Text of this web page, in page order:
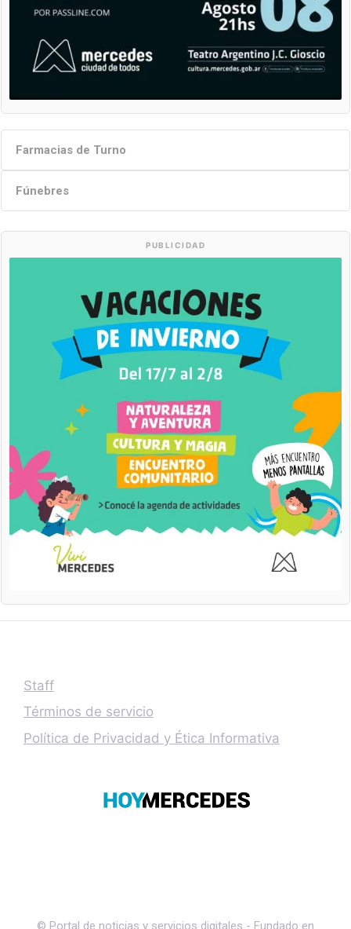
Farmacias de Turno
Fúnebres
PUBLICIDAD
Staff
Términos de servicio
Política de Privacidad y Ética Informativa
© Portal de noticias y servicios digitales - Fundado en